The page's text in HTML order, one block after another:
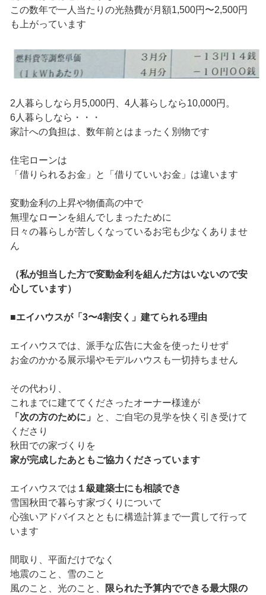
この数年で一人当たりの光熱費が月額1,500円〜2,500円
も上がっています
2人暮らしなら月5,000円、4人暮らしなら10,000円。
6人暮らしなら・・・
家計への負担は、数年前とはまったく別物です
住宅ローンは
「借りられるお金」と「借りていいお金」は違います
変動金利の上昇や物価高の中で
無理なローンを組んでしまったために
日々の暮らしが苦しくなっているお宅も少なくありませ
ん
（私が担当した方で変動金利を組んだ方はいないので安
心しています）
■エイハウスが「3〜4割安く」建てられる理由
エイハウスでは、派手な広告に大金を使ったりせず
お金のかかる展示場やモデルハウスも一切持ちません
その代わり、
これまでに建ててくださったオーナー様達が
「次の方のために」
と、ご自宅の見学を快く引き受けて
くださり
秋田での家づくりを
家が完成したあともご協力くださっています
エイハウスでは １級建築士にも相談でき
雪国秋田で暮らす家づくりについて
心強いアドバイスとともに構造計算まで一貫して行って
います
間取り、平面だけでなく
地震のこと、雪のこと
風のこと、光のこと、
限られた予算内でできる最大限の